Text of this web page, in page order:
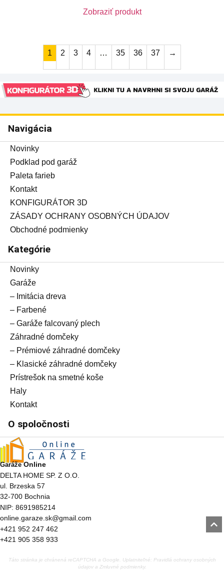
Zobraziť produkt
1 2 3 4 … 35 36 37 →
Navigácia
Novinky
Podklad pod garáž
Paleta farieb
Kontakt
KONFIGURÁTOR 3D
ZÁSADY OCHRANY OSOBNÝCH ÚDAJOV
Obchodné podmienky
Kategórie
Novinky
Garáže
– Imitácia dreva
– Farbené
– Garáže falcovaný plech
Záhradné domčeky
– Prémiové záhradné domčeky
– Klasické záhradné domčeky
Prístrešok na smetné koše
Haly
Kontakt
O spoločnosti
GarážeOnline
DELTA HOME SP. Z O.O.
ul. Brzeska 57
32-700 Bochnia
NIP: 8691985214
online.garaze.sk@gmail.com
+421 952 247 462
+421 905 358 933
Táto stránka je chránená reCAPTCHA a Google. Uplatniteľné: Pravidlá ochrany osobných
údajova Zmluvné podmienky.